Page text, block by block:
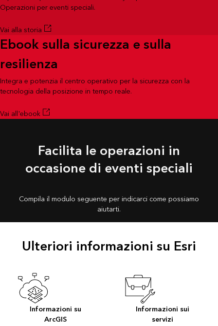
Operazioni per eventi speciali.
Vai alla storia
Ebook sulla sicurezza e sulla
resilienza
Integra e potenzia il centro operativo per la sicurezza con la
tecnologia della posizione in tempo reale.
Vai all'ebook
Facilita le operazioni in
occasione di eventi speciali
Compila il modulo seguente per indicarci come possiamo
aiutarti.
Ulteriori informazioni su Esri
Informazioni su
ArcGIS
Informazioni sui
servizi